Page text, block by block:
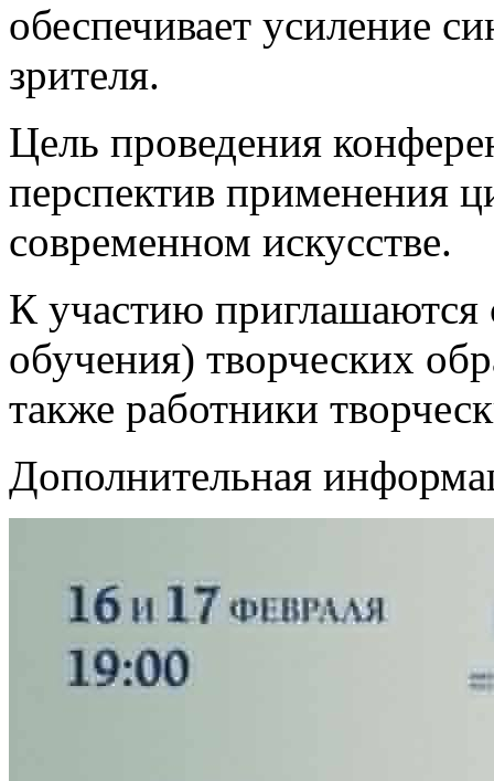
обеспечивает усиление
зрителя.
Цель проведения
перспектив применения
современном искусстве.
К участию приглашаются
обучения) творческих
также работники
Дополнительная